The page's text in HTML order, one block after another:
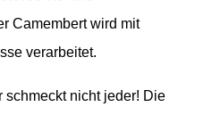
Camembert wird mit
verarbeitet.
schmeckt nicht jeder! Die